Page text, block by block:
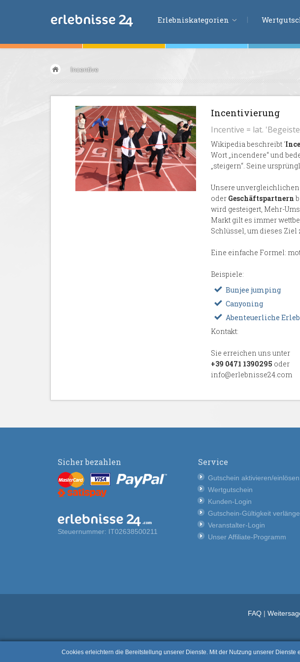
Erlebniskategorien
Abenteuer &
Sport &Fitness
Essen &Trinken
Wellness &
Gesundheit
Wasser &
Wind
Lifestyle &
Family
Übernachtungen
Incentive
Incentivierung
Incentive = lat.
Wikipedia beschreibt '
Wort „incendere“ und
„steigern“. Seine
Unsere unvergleichlichen
oder Geschäftspartnern
wird gesteigert, Mehr-
Markt gilt es immer
Schlüssel, um dieses Ziel
Eine einfache Formel:
Beispiele:
Bunjee jumping
Canyoning
Abenteuerliche
Kontakt:
Sie erreichen uns unter
+39 0471 1390295 oder
info@erlebnisse24.com
Sicher bezahlen
Steuernummer: IT02638500211
Service
Gutschein aktivieren/einlösen
Wertgutschein
Kunden-Login
Gutschein-Gültigkeit
Veranstalter-Login
Unser Affiliate-Programm
FAQ|
Cookies erleichtern die Bereitstellung unserer Dienste. Mit der Nutzung unserer